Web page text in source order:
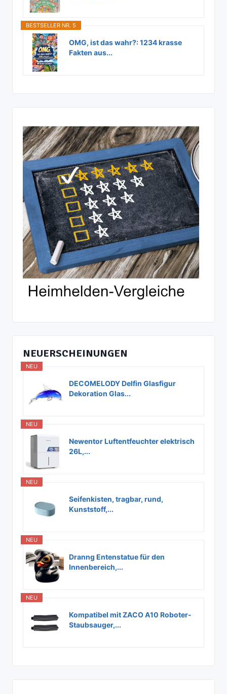
BESTSELLER NR. 5
OMG, ist das wahr?: 1234 krasse
Fakten aus...
NEUERSCHEINUNGEN
NEU
DECOMELODY Delfin Glasfigur
Dekoration Glas...
NEU
Newentor Luftentfeuchter elektrisch
26L,...
NEU
Seifenkisten, tragbar, rund,
Kunststoff,...
NEU
Dranng Entenstatue für den
Innenbereich,...
NEU
Kompatibel mit ZACO A10 Roboter-
Staubsauger,...